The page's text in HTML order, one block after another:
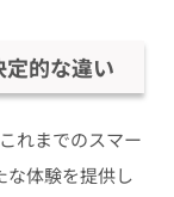
的な違い
れまでのスマー
な体験を提供し